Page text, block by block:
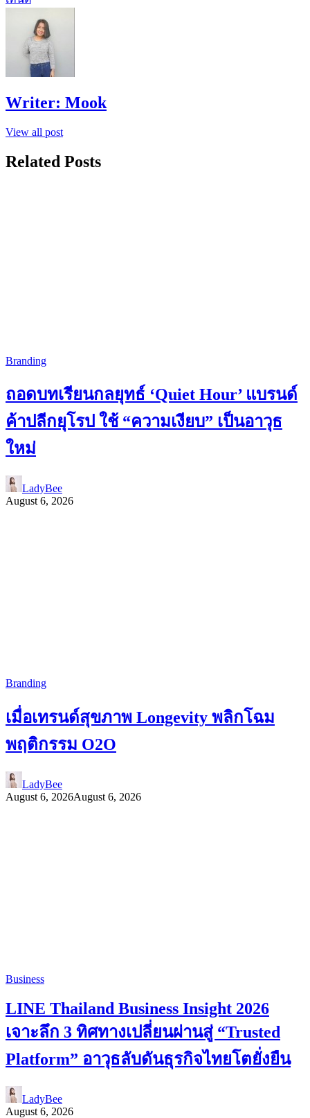
Writer: Mook
View all post
Related Posts
Branding
ถอดบทเรียนกลยุทธ์ ‘Quiet Hour’ แบรนด์
ค้าปลีกยุโรป ใช้ “ความเงียบ” เป็นอาวุธ
ใหม่
LadyBee
August 6, 2026
Branding
เมื่อเทรนด์สุขภาพ Longevity พลิกโฉม
พฤติกรรม O2O
LadyBee
August 6, 2026August 6, 2026
Business
LINE Thailand Business Insight 2026
เจาะลึก 3 ทิศทางเปลี่ยนผ่านสู่ “Trusted
Platform” อาวุธลับดันธุรกิจไทยโตยั่งยืน
LadyBee
August 6, 2026